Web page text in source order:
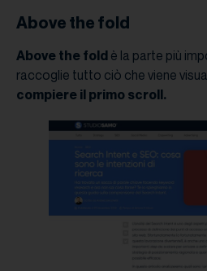
Above the fold
Above the fold è la parte più
raccoglie tutto ciò che viene
compiere il primo scroll.